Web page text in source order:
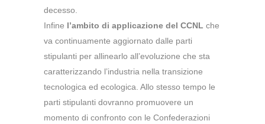
decesso.
Infine l’ambito di applicazione del CCNL che
va continuamente aggiornato dalle parti
stipulanti per allinearlo all’evoluzione che sta
caratterizzando l’industria nella transizione
tecnologica ed ecologica. Allo stesso tempo le
parti stipulanti dovranno promuovere un
momento di confronto con le Confederazioni